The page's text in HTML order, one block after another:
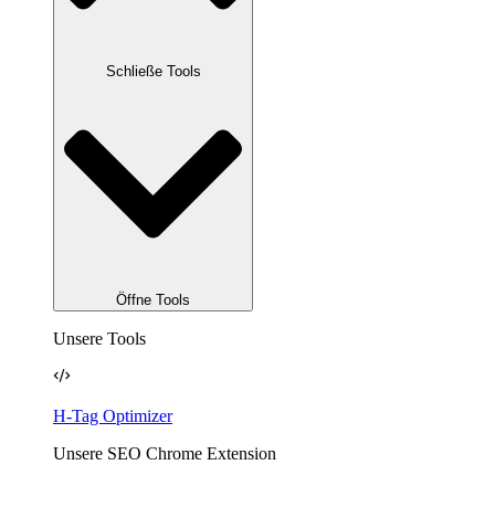
Schließe Tools
Öffne Tools
Unsere Tools
H-Tag Optimizer
Unsere SEO Chrome Extension